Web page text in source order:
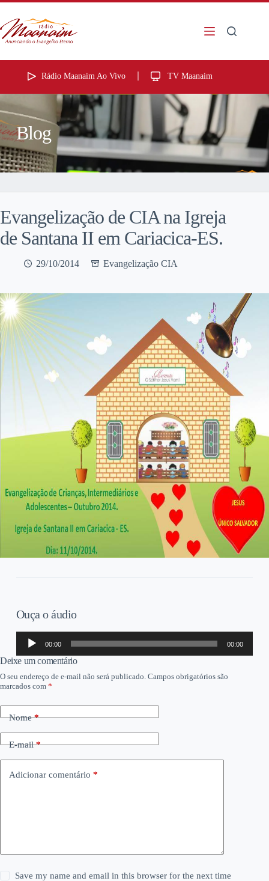
Rádio Maanaim Ao Vivo TV Maanaim
Blog
Evangelização de CIA na Igreja
de Santana II em Cariacica-ES.
29/10/2014 Evangelização CIA
Ouça o áudio
Tocador
áudio
00:00 00:00
Deixe um comentário
O seu endereço de e-mail não será publicado. Campos obrigatórios são
marcados com *
Nome*
E-mail*
Adicionar comentário *
Save my name and email in this browser for the next time